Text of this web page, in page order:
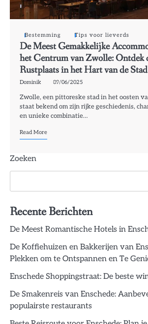
Bestemming Tips voor lieverds
De Meest Gemakkelijke
het Centrum van Zwolle: Ontdek
Rustplaats in het Hart van de Stad
Dominik 09/06/2025
Zwolle, een pittoreske stad in het oosten
staat bekend om zijn rijke geschiedenis,
en unieke combinatie…
Read More
Zoeken
Recente Berichten
De Meest Romantische Hotels in
De Koffiehuizen en Bakkerijen van
Plekken om te Ontspannen en Te
Enschede Shoppingstraat: De beste
De Smakenreis van Enschede:
populairste restaurants